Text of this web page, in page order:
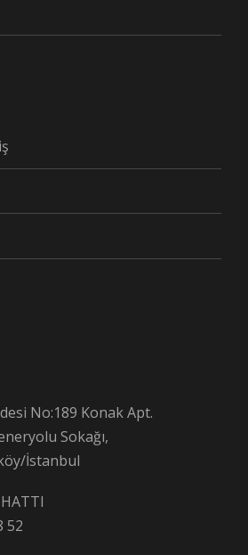
No:189 Konak Apt.
Sokağı,
İstanbul
52